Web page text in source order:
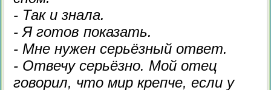
- Так и знала.
- Я готов показать.
- Мне нужен серьёзный ответ.
- Отвечу серьёзно. Мой отец
говорил, что мир крепче, если у